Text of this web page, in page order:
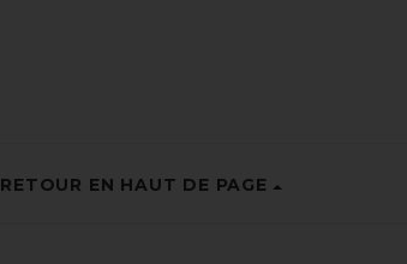
RETOUR EN HAUT DE PAGE